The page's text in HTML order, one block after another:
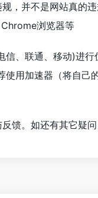
，并不是网站真的
浏览器等
、联通、移动)进
用加速器（将自
反馈。如还有其它疑